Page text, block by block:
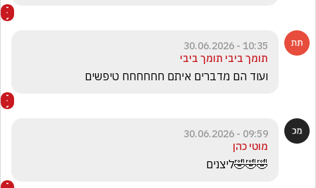
10:35 - 30.06.2026
תומך ביבי תומך ביבי
ועוד הם מדברים איתם חחחחחח טיפשים
09:59 - 30.06.2026
מוטי כהן
🤣🤣🤣ליצנים